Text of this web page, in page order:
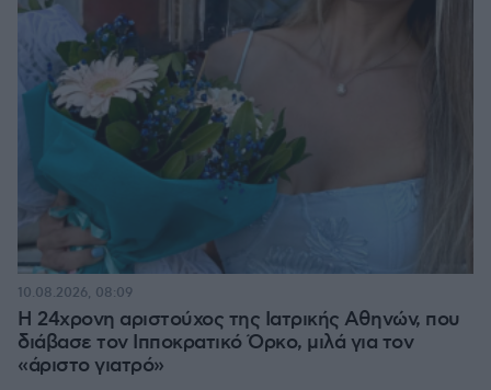
Η 24χρονη αριστούχος της Ιατρικής Αθηνών, που
διάβασε τον Ιπποκρατικό Όρκο, μιλά για τον
«άριστο γιατρό»
10.08.2026, 08:09